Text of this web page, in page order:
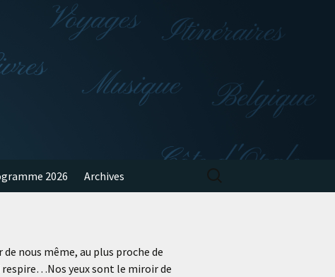
2026 Archives
Rechercher :
de nous même, au plus proche de
respire…Nos yeux sont le miroir de